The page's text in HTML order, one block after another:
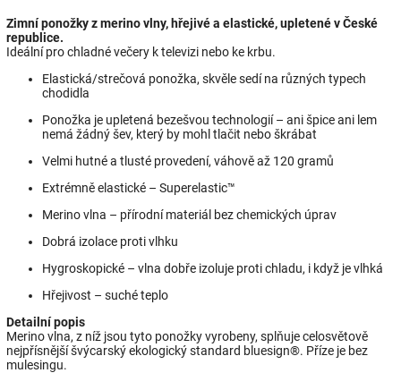
Zimní ponožky z merino vlny, hřejivé a elastické, upletené v České
republice.
Ideální pro chladné večery k televizi nebo ke krbu.
Elastická/strečová ponožka, skvěle sedí na různých typech
chodidla
Ponožka je upletená bezešvou technologií – ani špice ani lem
nemá žádný šev, který by mohl tlačit nebo škrábat
Velmi hutné a tlusté provedení, váhově až 120 gramů
Extrémně elastické – Superelastic™
Merino vlna – přírodní materiál bez chemických úprav
Dobrá izolace proti vlhku
Hygroskopické – vlna dobře izoluje proti chladu, i když je vlhká
Hřejivost – suché teplo
Detailní popis
Merino vlna, z níž jsou tyto ponožky vyrobeny, splňuje celosvětově
nejpřísnější švýcarský ekologický standard bluesign®. Příze je bez
mulesingu.